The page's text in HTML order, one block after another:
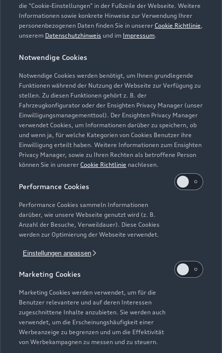
die "Cookie-Einstellungen" in der Fußzeile der Webseite. Weitere
Informationen sowie konkrete Hinweise zur Verwendung Ihrer
personenbezogenen Daten finden Sie in unserer Cookie Richtlinie,
unserem Datenschutzhinweis und im Impressum.
Notwendige Cookies
Notwendige Cookies werden benötigt, um Ihnen grundlegende
Funktionen während der Nutzung der Webseite zur Verfügung zu
stellen. Zu diesen Funktionen gehört z. B. der
Fahrzeugkonfigurator oder der Ensighten Privacy Manager (unser
Einwilligungsmanagementtool). Der Ensighten Privacy Manager
verwendet Cookies, um Informationen darüber zu speichern, ob
und wenn ja, für welche Kategorien von Cookies Benutzer ihre
Einwilligung erteilt haben. Weitere Informationen zum Ensighten
Privacy Manager, sowie zu Ihren Rechten als betroffene Person
können Sie in unserer Cookie Richtlinie nachlesen.
Performance Cookies
Performance Cookies sammeln Informationen
darüber, wie unsere Webseite genutzt wird (z. B.
Anzahl der Besuche, Verweildauer). Diese Cookies
werden zur Optimierung der Webseite verwendet.
Einstellungen anpassen
Marketing Cookies
Marketing Cookies werden verwendet, um für die
Benutzer relevantere und auf deren Interessen
zugeschnittene Inhalte anzubieten. Sie werden auch
verwendet, um die Erscheinungshäufigkeit einer
Werbeanzeige zu begrenzen und um die Effektivität
von Werbekampagnen zu messen und zu steuern.
Verkauf
Geöffnet bis18:00
Werkstatt
Schließt bald17:00
Zurück nach oben
Modelle
Elektromodelle
Plug-in-Hybride
Neuwagensuche
Gebrauchtwagensuche
Geschäftskunden
Service & Zubehör
Saisonale Angebote
Audi Services
Garantie
Audi digital services
myAudi
Support
Audi Code
Häufige Fragen (FAQ)
Audi Online Beratung
Über Audi
Unternehmen
Karriere
Investor Relations
© 2026 AUDI AG. Alle Rechte vorbehalten